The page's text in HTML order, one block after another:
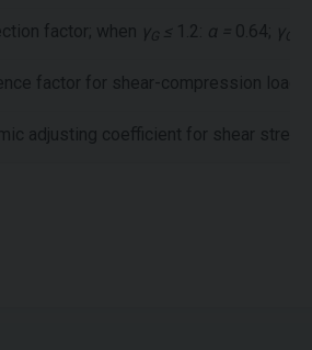
factor; when γ G ≤ 1.2: α = 0.64; γ
factor for shear-compression load
adjusting coefficient for shear